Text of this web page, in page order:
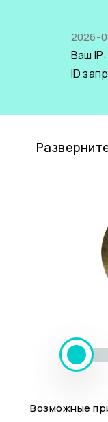
2026-
Ваш IP:
ID
Возможные